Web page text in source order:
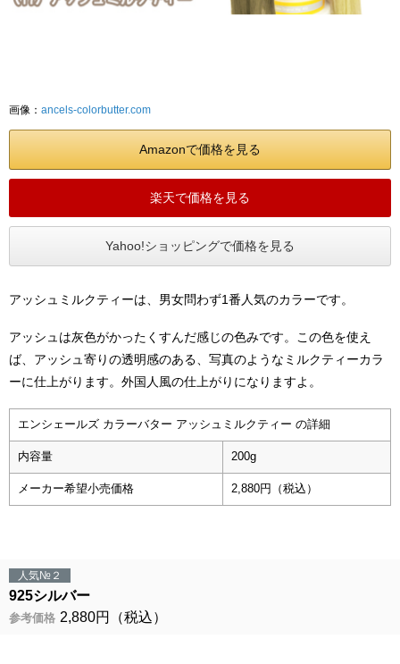
画像： ancels-colorbutter.com
Amazonで価格を見る
楽天で価格を見る
Yahoo!ショッピングで価格を見る
アッシュミルクティーは、男女問わず1番人気のカラーです。
アッシュは灰色がかったくすんだ感じの色みです。この色を使え
ば、アッシュ寄りの透明感のある、写真のようなミルクティーカラ
ーに仕上がります。外国人風の仕上がりになりますよ。
エンシェールズ カラーバター アッシュミルクティー の詳細
内容量 200g
メーカー希望小売価格 2,880円（税込）
人気№２
925シルバー
参考価格 2,880円（税込）